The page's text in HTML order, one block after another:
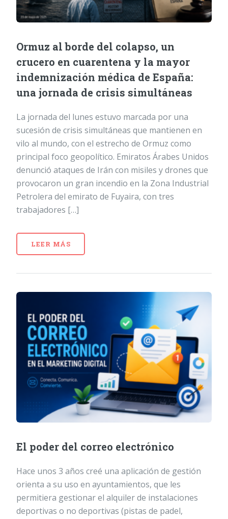
Ormuz al borde del colapso, un
crucero en cuarentena y la mayor
indemnización médica de España:
una jornada de crisis simultáneas
La jornada del lunes estuvo marcada por una
sucesión de crisis simultáneas que mantienen en
vilo al mundo, con el estrecho de Ormuz como
principal foco geopolítico. Emiratos Árabes Unidos
denunció ataques de Irán con misiles y drones que
provocaron un gran incendio en la Zona Industrial
Petrolera del emirato de Fuyaira, con tres
trabajadores […]
LEER MÁS
El poder del correo electrónico
Hace unos 3 años creé una aplicación de gestión
orienta a su uso en ayuntamientos, que les
permitiera gestionar el alquiler de instalaciones
deportivas o no deportivas (pistas de padel,